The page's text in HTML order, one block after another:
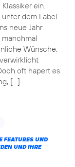
ein.
dem Label
neue Jahr
Wünsche,
oft hapert es
[…]
FEATURES UND
UND IHRE